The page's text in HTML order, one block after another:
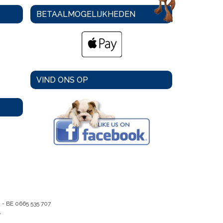
BETAALMOGELIJKHEDEN
VIND ONS OP
- BE 0665 535 707